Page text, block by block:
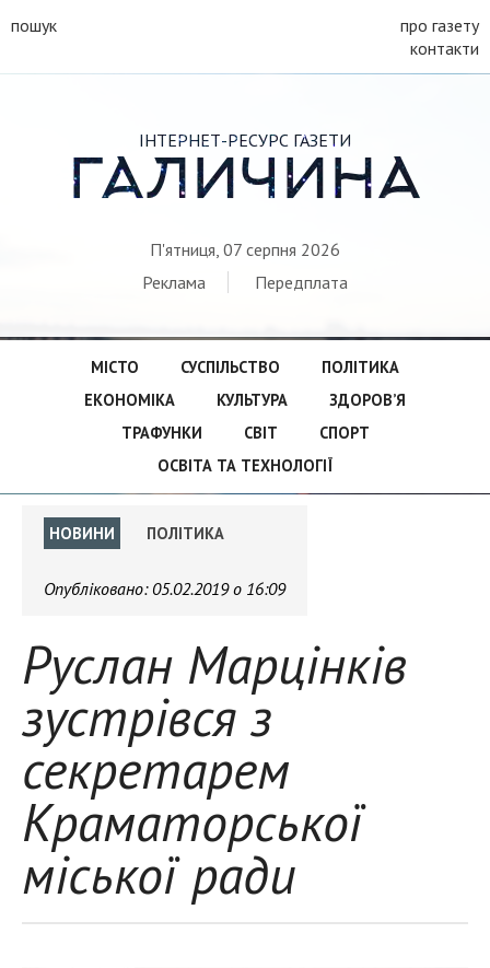
пошук
про газету
контакти
ІНТЕРНЕТ-РЕСУРС ГАЗЕТИ
ГАЛИЧИНА
П'ятниця, 07 серпня 2026
Реклама
Передплата
МІСТО СУСПІЛЬСТВО
ПОЛІТИКА
ЕКОНОМІКА
КУЛЬТУРА
ЗДОРОВ’Я
ТРАФУНКИ
СВІТ
СПОРТ
ОСВІТА ТА ТЕХНОЛОГІЇ
НОВИНИ ПОЛІТИКА
Опубліковано: 05.02.2019 о 16:09
Руслан Марцінків
зустрівся з
секретарем
Краматорської
міської ради